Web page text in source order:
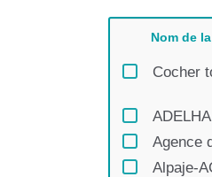
Nom de
Cocher
Agence
Alpaje-